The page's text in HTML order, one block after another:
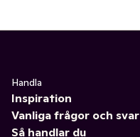
Handla
Inspiration
Vanliga frågor och svar
Så handlar du